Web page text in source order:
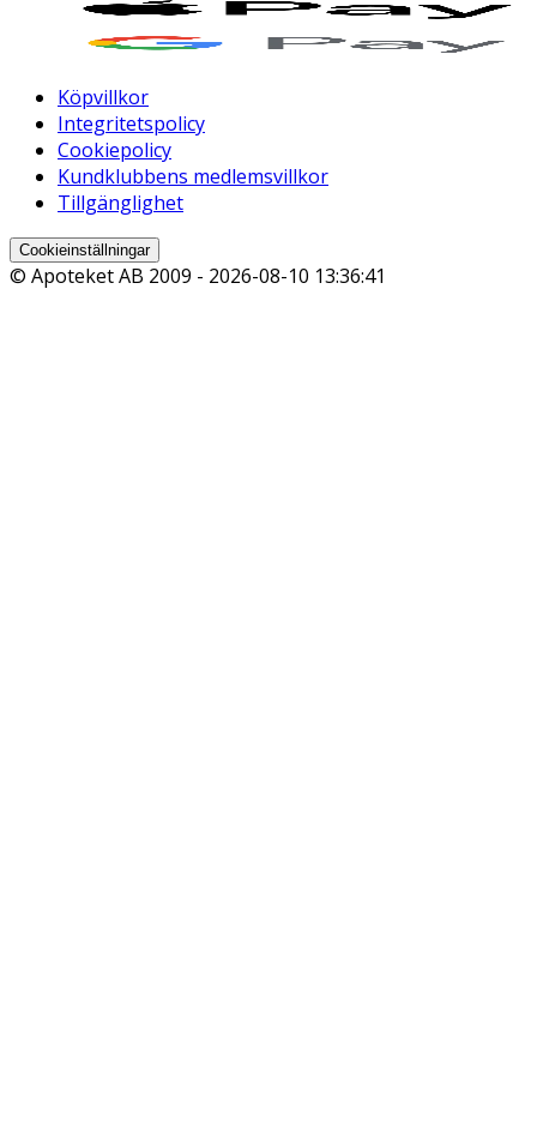
Köpvillkor
Integritetspolicy
Cookiepolicy
Kundklubbens medlemsvillkor
Tillgänglighet
Cookieinställningar
© Apoteket AB 2009 - 2026-08-10 13:36:41